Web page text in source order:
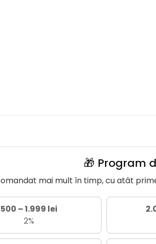
🎁 Program
mai mult în timp, cu atât
500 – 1.999 lei
2%